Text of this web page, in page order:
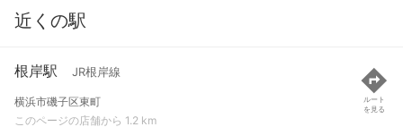
近くの駅
根岸駅 JR根岸線
横浜市磯子区東町
このページの店舗から 1.2 km
ルート
を見る